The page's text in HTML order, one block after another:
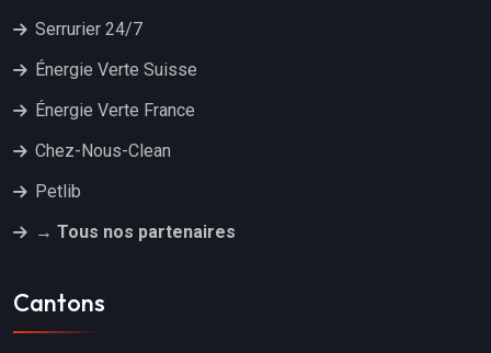
Serrurier 24/7
Énergie Verte Suisse
Énergie Verte France
Chez-Nous-Clean
Petlib
→ Tous nos partenaires
Cantons